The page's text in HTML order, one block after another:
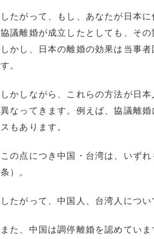
したがって、もし、あなたが日本
協議離婚が成立したとしても、そ
しかし、日本の離婚の効果は当事
す。
しかしながら、これらの方法が日
異なってきます。例えば、協議離
スもあります。
この点につき中国・台湾は、いず
条）。
したがって、中国人、台湾人につい
また、中国は調停離婚を認めてい